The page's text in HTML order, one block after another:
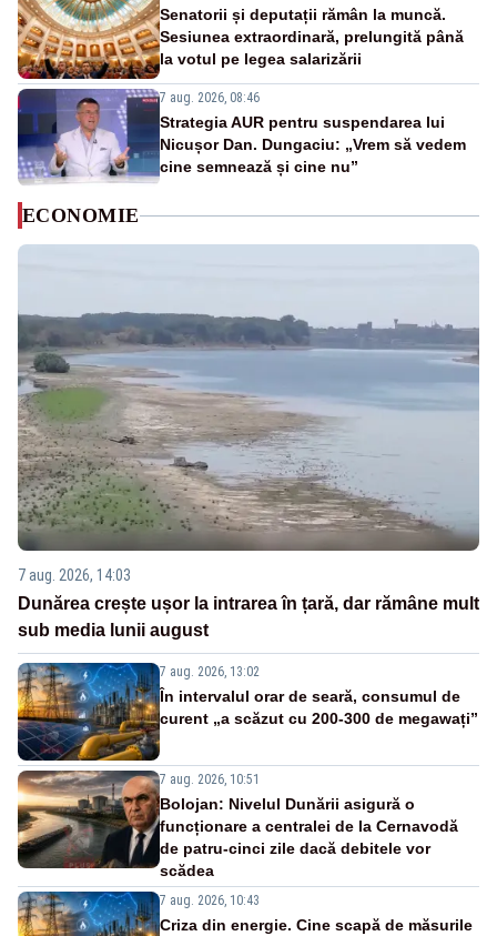
Senatorii și deputații rămân la muncă.
Sesiunea extraordinară, prelungită până
la votul pe legea salarizării
7 aug. 2026, 08:46
Strategia AUR pentru suspendarea lui
Nicușor Dan. Dungaciu: „Vrem să vedem
cine semnează și cine nu”
ECONOMIE
7 aug. 2026, 14:03
Dunărea crește ușor la intrarea în țară, dar rămâne mult
sub media lunii august
7 aug. 2026, 13:02
În intervalul orar de seară, consumul de
curent „a scăzut cu 200-300 de megawați”
7 aug. 2026, 10:51
Bolojan: Nivelul Dunării asigură o
funcționare a centralei de la Cernavodă
de patru-cinci zile dacă debitele vor
scădea
7 aug. 2026, 10:43
Criza din energie. Cine scapă de măsurile